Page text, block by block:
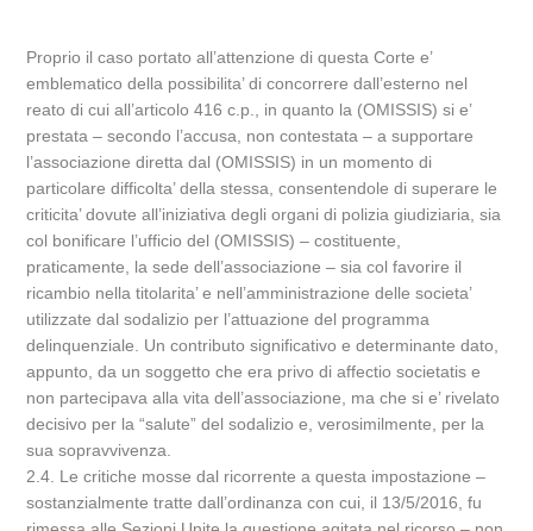
Proprio il caso portato all’attenzione di questa Corte e’
emblematico della possibilita’ di concorrere dall’esterno nel
reato di cui all’articolo 416 c.p., in quanto la (OMISSIS) si e’
prestata – secondo l’accusa, non contestata – a supportare
l’associazione diretta dal (OMISSIS) in un momento di
particolare difficolta’ della stessa, consentendole di superare le
criticita’ dovute all’iniziativa degli organi di polizia giudiziaria, sia
col bonificare l’ufficio del (OMISSIS) – costituente,
praticamente, la sede dell’associazione – sia col favorire il
ricambio nella titolarita’ e nell’amministrazione delle societa’
utilizzate dal sodalizio per l’attuazione del programma
delinquenziale. Un contributo significativo e determinante dato,
appunto, da un soggetto che era privo di affectio societatis e
non partecipava alla vita dell’associazione, ma che si e’ rivelato
decisivo per la “salute” del sodalizio e, verosimilmente, per la
sua sopravvivenza.
2.4. Le critiche mosse dal ricorrente a questa impostazione –
sostanzialmente tratte dall’ordinanza con cui, il 13/5/2016, fu